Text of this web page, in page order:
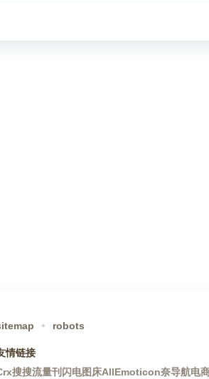
robots
情链接
搜搜流量刊 闪电图床AllEmoticon奈导航电